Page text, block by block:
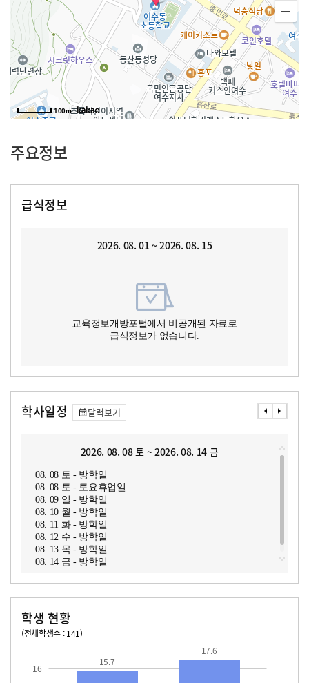
100m
주요정보
급식정보
2026. 08. 01 ~ 2026. 08. 15
교육정보개방포털에서 비공개된 자료로
급식정보가 없습니다.
학사일정 달력보기
2026. 08. 08 토 ~ 2026. 08. 14 금
08. 08 토 - 방학일
08. 08 토 - 토요휴업일
08. 09 일 - 방학일
08. 10 월 - 방학일
08. 11 화 - 방학일
08. 12 수 - 방학일
08. 13 목 - 방학일
08. 14 금 - 방학일
학생 현황
(전체학생수 : 141)
16
15.7
17.6